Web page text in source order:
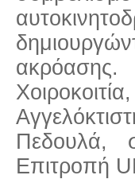
Πεδουλά,
Επιτροπή